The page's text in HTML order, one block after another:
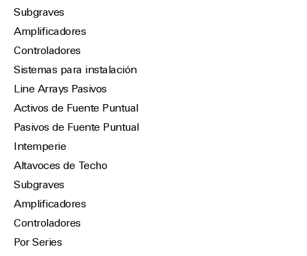
Subgraves
Amplificadores
Controladores
Sistemas para instalación
Line Arrays Pasivos
Activos de Fuente Puntual
Pasivos de Fuente Puntual
Intemperie
Altavoces de Techo
Subgraves
Amplificadores
Controladores
Por Series